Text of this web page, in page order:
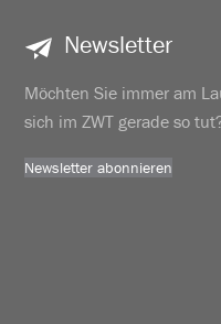
Newsletter
Möchten Sie immer am
sich im ZWT gerade so
Newsletter abonnieren